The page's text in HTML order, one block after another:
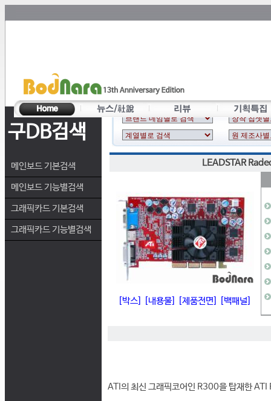
구DB검색
메인보드 기본검색
메인보드 기능별검색
그래픽카드 기본검색
그래픽카드 기능별검색
LEADSTAR
[박스] [내용물] [제품전면] [백패널]
ATI의 최신 그래픽코어인 R300을 탑재한